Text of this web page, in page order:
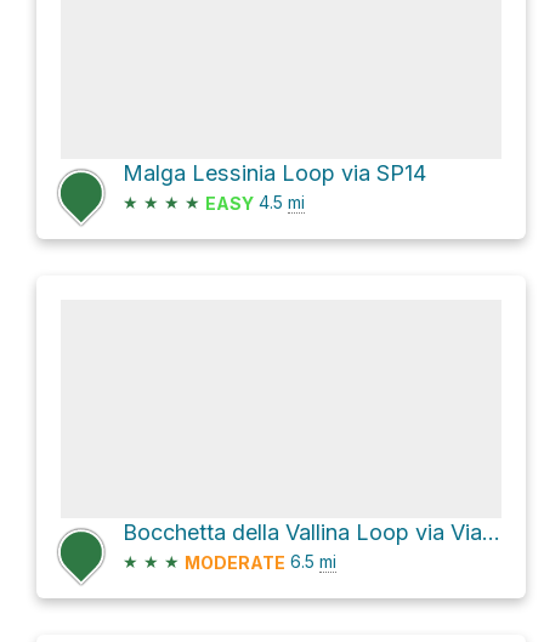
Malga Lessinia Loop via SP14
★ ★ ★ ★ EASY 4.5 mi
Bocchetta della Vallina Loop via Via Castelberto
★ ★ ★ MODERATE 6.5 mi